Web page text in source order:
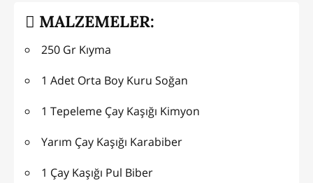
MALZEMELER:
250 Gr Kıyma
1 Adet Orta Boy Kuru Soğan
1 Tepeleme Çay Kaşığı Kimyon
Yarım Çay Kaşığı Karabiber
1 Çay Kaşığı Pul Biber